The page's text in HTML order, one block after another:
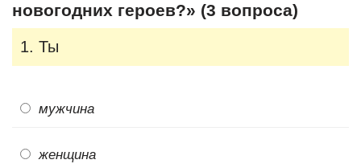
новогодних героев?» (3 вопроса)
1. Ты
мужчина
женщина